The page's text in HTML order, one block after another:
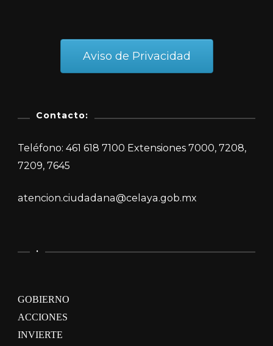
Aviso de Privacidad
Contacto:
Teléfono: 461 618 7100 Extensiones 7000, 7208,
7209, 7645
atencion.ciudadana@celaya.gob.mx
.
GOBIERNO
ACCIONES
INVIERTE